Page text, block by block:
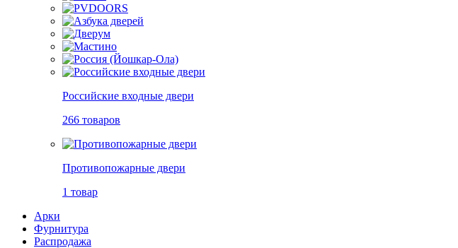
Российские входные двери
266 товаров
Противопожарные двери
1 товар
Арки
Фурнитура
Распродажа